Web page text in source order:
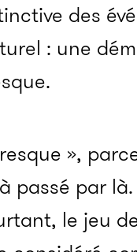
des
: une
»,
passé par
le jeu